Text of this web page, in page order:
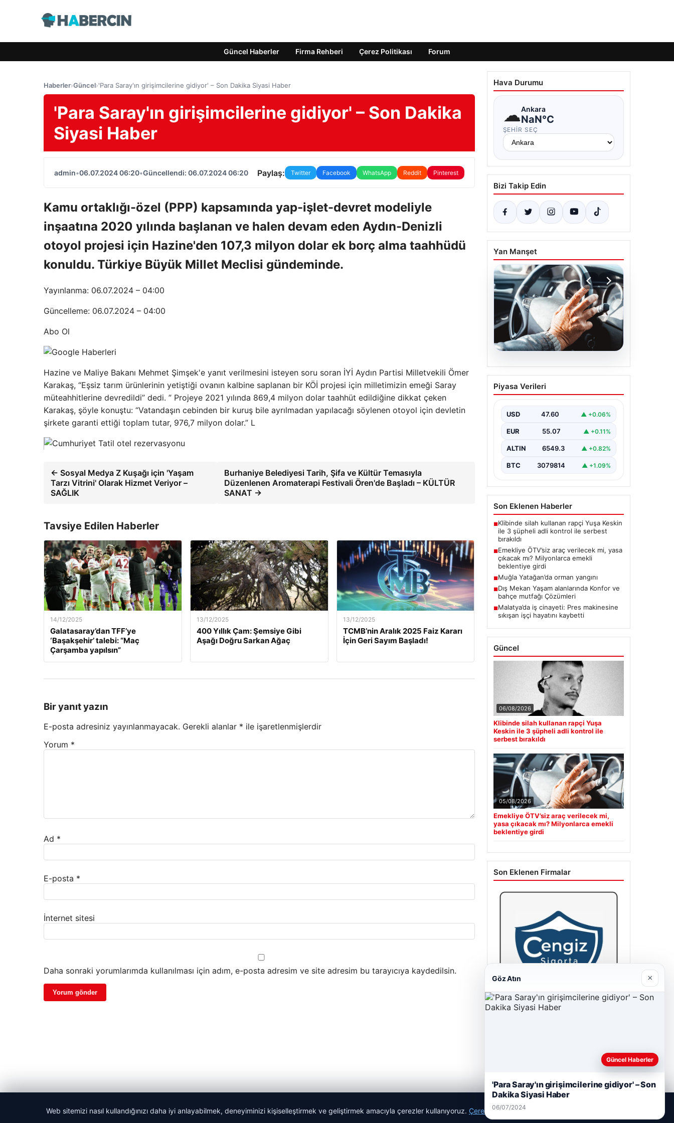
Güncel Haberler Firma Rehberi Çerez Politikası Forum
Haberler›Güncel›'Para Saray'ın girişimcilerine gidiyor' – Son Dakika Siyasi Haber
'Para Saray'ın girişimcilerine gidiyor' – Son Dakika
Siyasi Haber
admin•06.07.2024 06:20•Güncellendi: 06.07.2024 06:20 Paylaş: Twitter Facebook WhatsApp Reddit Pinterest
Kamu ortaklığı-özel (PPP) kapsamında yap-işlet-devret modeliyle
inşaatına 2020 yılında başlanan ve halen devam eden Aydın-Denizli
otoyol projesi için Hazine'den 107,3 ​​milyon dolar ek borç alma taahhüdü
konuldu. Türkiye Büyük Millet Meclisi gündeminde.
Yayınlanma: 06.07.2024 – 04:00
Güncelleme: 06.07.2024 – 04:00
Abo Ol
Hazine ve Maliye Bakanı Mehmet Şimşek'e yanıt verilmesini isteyen soru soran İYİ Aydın Partisi Milletvekili Ömer
Karakaş, “Eşsiz tarım ürünlerinin yetiştiği ovanın kalbine saplanan bir KÖİ projesi için milletimizin emeği Saray
müteahhitlerine devredildi” dedi. ” Projeye 2021 yılında 869,4 milyon dolar taahhüt edildiğine dikkat çeken
Karakaş, şöyle konuştu: “Vatandaşın cebinden bir kuruş bile ayrılmadan yapılacağı söylenen otoyol için devletin
şirkete garanti ettiği toplam tutar, 976,7 milyon dolar.” L
← Sosyal Medya Z Kuşağı için 'Yaşam
Tarzı Vitrini' Olarak Hizmet Veriyor –
SAĞLIK
Burhaniye Belediyesi Tarih, Şifa ve Kültür Temasıyla
Düzenlenen Aromaterapi Festivali Ören'de Başladı – KÜLTÜR
SANAT →
Tavsiye Edilen Haberler
14/12/2025
Galatasaray’dan TFF’ye
‘Başakşehir’ talebi: “Maç
Çarşamba yapılsın”
13/12/2025
400 Yıllık Çam: Şemsiye Gibi
Aşağı Doğru Sarkan Ağaç
13/12/2025
TCMB’nin Aralık 2025 Faiz Kararı
İçin Geri Sayım Başladı!
Bir yanıt yazın
E-posta adresiniz yayınlanmayacak. Gerekli alanlar * ile işaretlenmişlerdir
Yorum *
Ad *
E-posta *
İnternet sitesi
Daha sonraki yorumlarımda kullanılması için adım, e-posta adresim ve site adresim bu tarayıcıya kaydedilsin.
Hava Durumu
☁Ankara
NaN°C
ŞEHIR SEÇ
Bizi Takip Edin
Yan Manşet
05.08.2026
Emekliye ÖTV’siz araç
verilecek mi, yasa
emekli beklentiye girdi
Piyasa Verileri
USD 47.60 ▲ +0.06%
EUR 55.07 ▲ +0.11%
ALTIN 6549.3 ▲ +0.82%
BTC 3079814 ▲ +1.09%
Son Eklenen Haberler
■Klibinde silah kullanan rapçi Yuşa Keskin
ile 3 şüpheli adli kontrol ile serbest
bırakıldı
■Emekliye ÖTV’siz araç verilecek mi, yasa
çıkacak mı? Milyonlarca emekli
beklentiye girdi
■Muğla Yatağan’da orman yangını
■Dış Mekan Yaşam alanlarında Konfor ve
bahçe mutfağı Çözümleri
■Malatya’da iş cinayeti: Pres makinesine
sıkışan işçi hayatını kaybetti
Güncel
06/08/2026
Klibinde silah kullanan rapçi Yuşa
Keskin ile 3 şüpheli adli kontrol ile
serbest bırakıldı
05/08/2026
Emekliye ÖTV’siz araç verilecek mi,
yasa çıkacak mı? Milyonlarca emekli
beklentiye girdi
Son Eklenen Firmalar
Web sitemizi nasıl kullandığınızı daha iyi anlayabilmek, deneyiminizi kişiselleştirmek ve geliştirmek amacıyla çerezler kullanıyoruz. Çerez Politikamız
Göz Atın ×
Güncel Haberler
'Para Saray'ın girişimcilerine gidiyor' – Son
Dakika Siyasi Haber
06/07/2024